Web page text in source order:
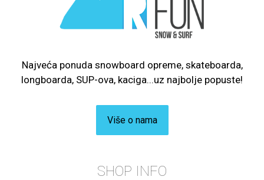
Najveća ponuda snowboard opreme, skateboarda,
longboarda, SUP-ova, kaciga...uz najbolje popuste!
Više o nama
SHOP INFO